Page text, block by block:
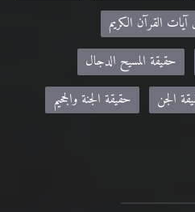
القرآن الكريم
حقيقة المسيح الدجال
الجن
حقيقة الجنة والجحيم